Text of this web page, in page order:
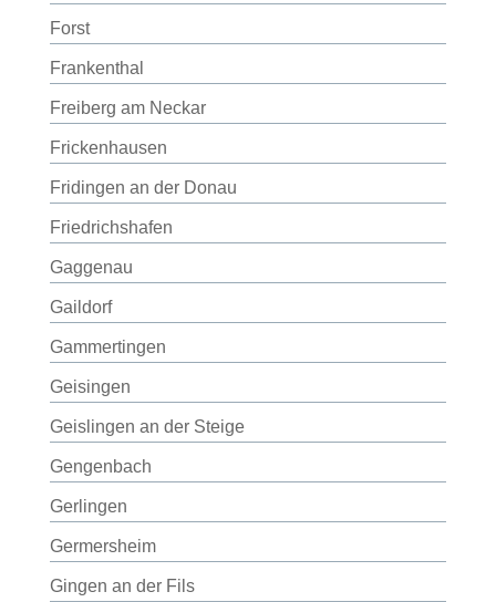
Forst
Frankenthal
Freiberg am Neckar
Frickenhausen
Fridingen an der Donau
Friedrichshafen
Gaggenau
Gaildorf
Gammertingen
Geisingen
Geislingen an der Steige
Gengenbach
Gerlingen
Germersheim
Gingen an der Fils